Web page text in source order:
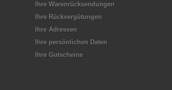
Ihre Warenrücksendungen
Ihre Rückvergütungen
Ihre Adressen
Ihre persönlichen Daten
Ihre Gutscheine